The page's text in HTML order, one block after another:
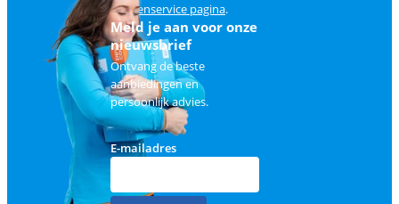
klantenservice pagina.
Meld je aan voor onze
nieuwsbrief
Ontvang de beste
aanbiedingen en
persoonlijk advies.
E-mailadres